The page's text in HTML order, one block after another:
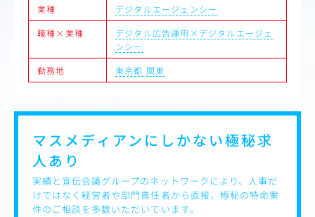
業種
デジタルエージェンシー
職種×業種
デジタル広告運用×デジタルエージェ
ンシー
勤務地
東京都 関東
マスメディアンにしかない極秘求
人あり
実績と宣伝会議グループのネットワークにより、人事だ
けではなく経営者や部門責任者から直接、極秘の特命案
件のご相談を多数いただいています。